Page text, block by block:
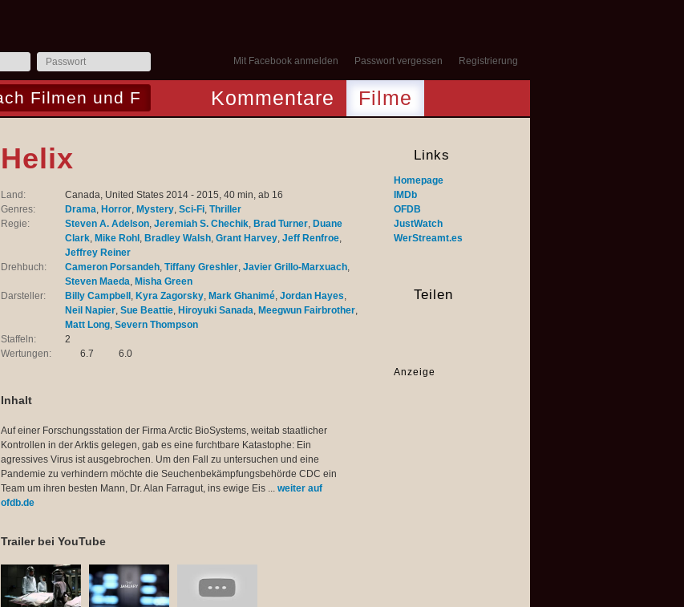
Mit Facebook anmelden Passwort vergessen Registrierung
Kommentare Filme
Helix
Land:
Canada, United States 2014 - 2015, 40 min, ab 16
Genres:
Drama, Horror, Mystery, Sci-Fi, Thriller
Regie:
Steven A. Adelson, Jeremiah S. Chechik, Brad Turner, Duane
Clark, Mike Rohl , Bradley Walsh, Grant Harvey, Jeff Renfroe,
Jeffrey Reiner
Drehbuch:
Cameron Porsandeh, Tiffany Greshler, Javier Grillo-Marxuach,
Steven Maeda, Misha Green
Darsteller:
Billy Campbell , Kyra Zagorsky, Mark Ghanimé, Jordan Hayes,
Neil Napier, Sue Beattie, Hiroyuki Sanada, Meegwun Fairbrother,
Matt Long, Severn Thompson
Staffeln:
2
Wertungen:
6.7 6.0
Inhalt
Auf einer Forschungsstation der Firma Arctic BioSystems, weitab staatlicher
Kontrollen in der Arktis gelegen, gab es eine furchtbare Katastophe: Ein
agressives Virus ist ausgebrochen. Um den Fall zu untersuchen und eine
Pandemie zu verhindern möchte die Seuchenbekämpfungsbehörde CDC ein
Team um ihren besten Mann, Dr. Alan Farragut, ins ewige Eis ... weiter auf
ofdb.de
Trailer bei YouTube
Links
Homepage
IMDb
OFDB
JustWatch
WerStreamt.es
Teilen
Anzeige